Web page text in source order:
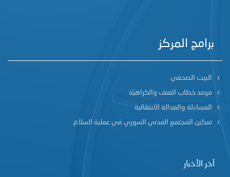
برامج المركز
البيت الصحفي
مرصد خطاب العنف والكراهيّة
المساءلة والعدالة الانتقالية
تمكين المجتمع المدني السوري في عملية السلام
آخر الأخبار